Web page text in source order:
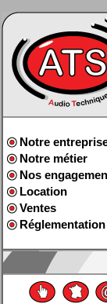
Notre
Notre métier
Nos
Location
Ventes
Réglementation